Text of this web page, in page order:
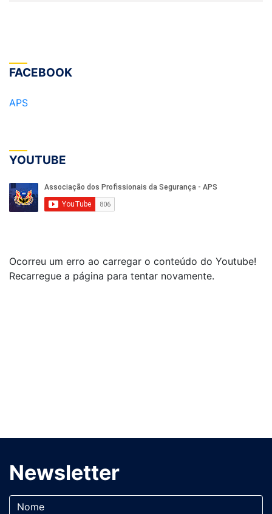
FACEBOOK
APS
YOUTUBE
Ocorreu um erro ao carregar o conteúdo do Youtube!
Recarregue a página para tentar novamente.
Newsletter